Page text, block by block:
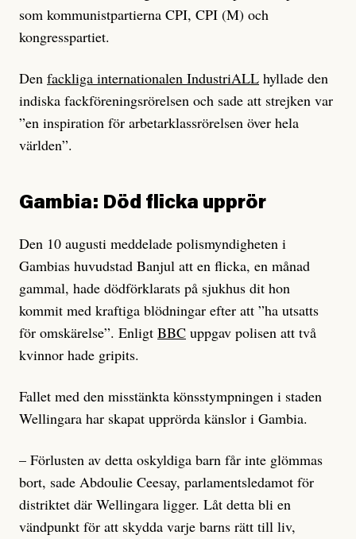
som kommunistpartierna CPI, CPI (M) och
kongresspartiet.
Den fackliga internationalen IndustriALL hyllade den
indiska fackföreningsrörelsen och sade att strejken var
”en inspiration för arbetarklassrörelsen över hela
världen”.
Gambia: Död flicka upprör
Den 10 augusti meddelade polismyndigheten i
Gambias huvudstad Banjul att en flicka, en månad
gammal, hade dödförklarats på sjukhus dit hon
kommit med kraftiga blödningar efter att ”ha utsatts
för omskärelse”. Enligt BBC uppgav polisen att två
kvinnor hade gripits.
Fallet med den misstänkta könsstympningen i staden
Wellingara har skapat upprörda känslor i Gambia.
– Förlusten av detta oskyldiga barn får inte glömmas
bort, sade Abdoulie Ceesay, parlamentsledamot för
distriktet där Wellingara ligger. Låt detta bli en
vändpunkt för att skydda varje barns rätt till liv,